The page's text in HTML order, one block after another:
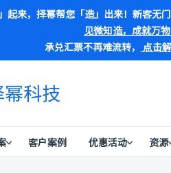
起来，择幂帮您「造」出来！新客无
见微知造，成就万物
承兑汇票不再难流转， 点击
客户案例 优惠活动 资源